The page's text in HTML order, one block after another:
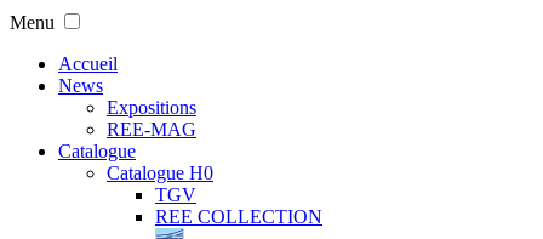
Menu
Accueil
News
Expositions
REE-MAG
Catalogue
Catalogue H0
TGV
REE COLLECTION